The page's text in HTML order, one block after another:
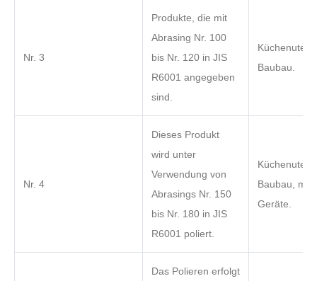
Nr. 3
Produkte, die mit
Abrasing Nr. 100
bis Nr. 120 in JIS
R6001 angegeben
sind.
Baubau.
Nr. 4
Dieses Produkt
wird unter
Verwendung von
Abrasings Nr. 150
bis Nr. 180 in JIS
R6001 poliert.
Baubau,
Geräte.
Das Polieren erfolgt